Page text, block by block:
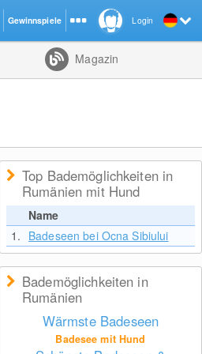
Magazin
Top Bademöglichkeiten in
Rumänien mit Hund
Name
1. Badeseen bei Ocna Sibiului
Bademöglichkeiten in
Rumänien
Wärmste Badeseen
Badesee mit Hund
Login
Gewinnspiele